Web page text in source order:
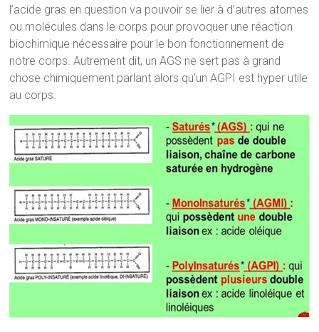
l’acide gras en question va pouvoir se lier à d’autres atomes
ou molécules dans le corps pour provoquer une réaction
biochimique nécessaire pour le bon fonctionnement de
notre corps. Autrement dit, un AGS ne sert pas à grand
chose chimiquement parlant alors qu’un AGPI est hyper utile
au corps.